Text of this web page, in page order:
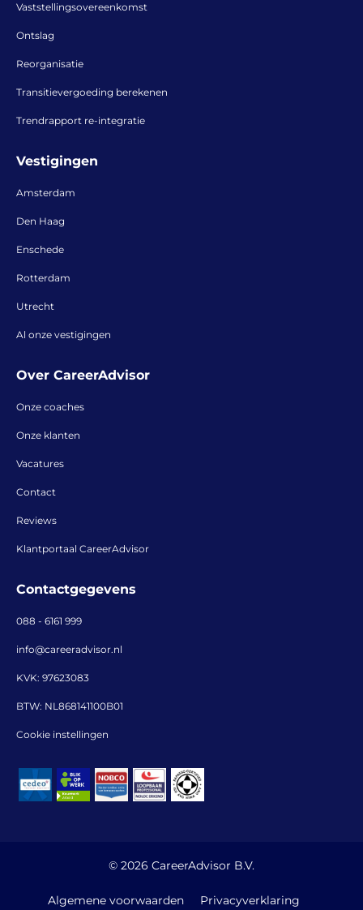
Vaststellingsovereenkomst
Ontslag
Reorganisatie
Transitievergoeding berekenen
Trendrapport re-integratie
Vestigingen
Amsterdam
Den Haag
Enschede
Rotterdam
Utrecht
Al onze vestigingen
Over CareerAdvisor
Onze coaches
Onze klanten
Vacatures
Contact
Reviews
Klantportaal CareerAdvisor
Contactgegevens
088 - 6161 999
info@careeradvisor.nl
KVK: 97623083
BTW: NL868141100B01
Cookie instellingen
© 2026 CareerAdvisor B.V.
Algemene voorwaarden Privacyverklaring